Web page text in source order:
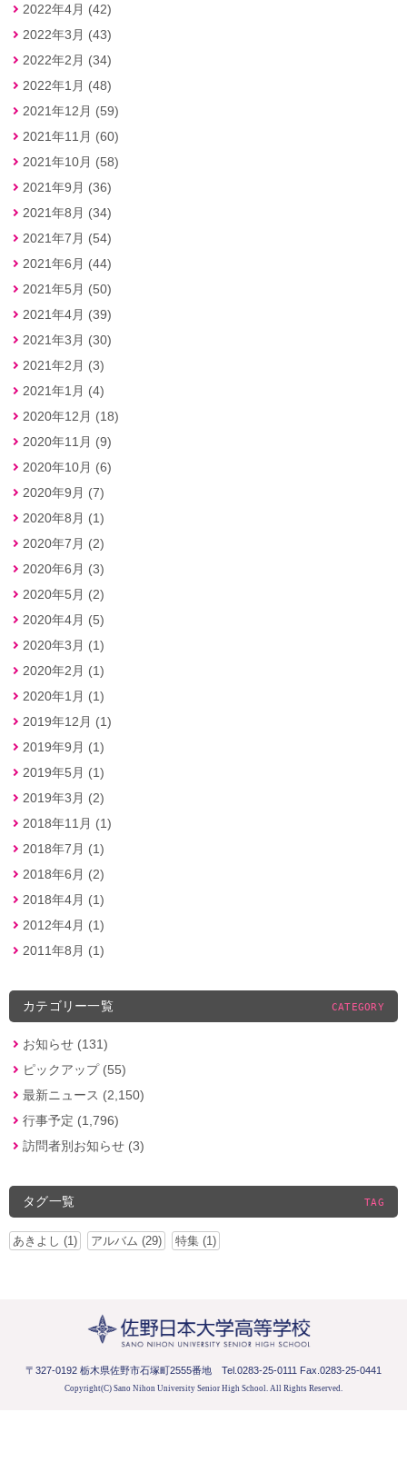
2022年4月 (42)
2022年3月 (43)
2022年2月 (34)
2022年1月 (48)
2021年12月 (59)
2021年11月 (60)
2021年10月 (58)
2021年9月 (36)
2021年8月 (34)
2021年7月 (54)
2021年6月 (44)
2021年5月 (50)
2021年4月 (39)
2021年3月 (30)
2021年2月 (3)
2021年1月 (4)
2020年12月 (18)
2020年11月 (9)
2020年10月 (6)
2020年9月 (7)
2020年8月 (1)
2020年7月 (2)
2020年6月 (3)
2020年5月 (2)
2020年4月 (5)
2020年3月 (1)
2020年2月 (1)
2020年1月 (1)
2019年12月 (1)
2019年9月 (1)
2019年5月 (1)
2019年3月 (2)
2018年11月 (1)
2018年7月 (1)
2018年6月 (2)
2018年4月 (1)
2012年4月 (1)
2011年8月 (1)
カテゴリー一覧 CATEGORY
お知らせ (131)
ピックアップ (55)
最新ニュース (2,150)
行事予定 (1,796)
訪問者別お知らせ (3)
タグ一覧 TAG
あきよし (1) アルバム (29) 特集 (1)
〒327-0192 栃木県佐野市石塚町2555番地 Tel.0283-25-0111 Fax.0283-25-0441
Copyright(C) Sano Nihon University Senior High School. All Rights Reserved.